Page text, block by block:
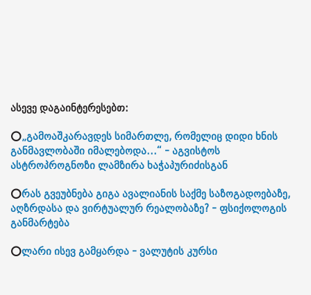
ასევე დაგაინტერესებთ:
⭕„გამოაშკარავდეს სიმართლე, რომელიც დიდი ხნის
განმავლობაში იმალებოდა...“ - აგვისტოს
ასტროპროგნოზი ლამზირა ხაჭაპურიძისგან
⭕რას გვეუბნება გიგა ავალიანის საქმე საზოგადოებაზე,
აღზრდასა და ვირტუალურ რეალობაზე? - ფსიქოლოგის
განმარტება
⭕ლარი ისევ გამყარდა - ვალუტის კურსი